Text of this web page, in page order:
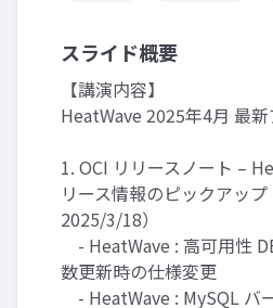
スライド概要
【講演内容】
HeatWave 2025年4月 最
1. OCI リリースノート –
リース情報のピックアッ
2025/3/18）
- HeatWave : 高可用性
数更新時の仕様変更
- HeatWave : MySQL バ